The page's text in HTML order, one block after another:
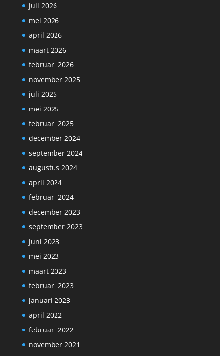
juli 2026
mei 2026
april 2026
maart 2026
februari 2026
november 2025
juli 2025
mei 2025
februari 2025
december 2024
september 2024
augustus 2024
april 2024
februari 2024
december 2023
september 2023
juni 2023
mei 2023
maart 2023
februari 2023
januari 2023
april 2022
februari 2022
november 2021